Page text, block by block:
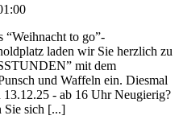
to go”-
laden wir Sie herzlich zu
mit dem
und Waffeln ein. Diesmal
- ab 16 Uhr Neugierig?
Sie sich [...]